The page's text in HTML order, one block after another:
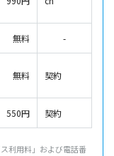
無料 -
無料 契約
550円 契約
利用料」および電話番